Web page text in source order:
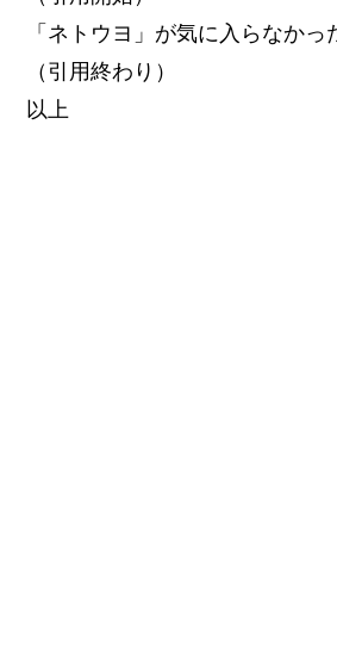
「ネトウヨ」が気に入らなか
（引用終わり）
以上